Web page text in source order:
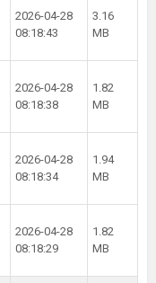
2026-04-28
08:18:43
3.16
MB
2026-04-28
08:18:38
1.82
MB
2026-04-28
08:18:34
1.94
MB
2026-04-28
08:18:29
1.82
MB